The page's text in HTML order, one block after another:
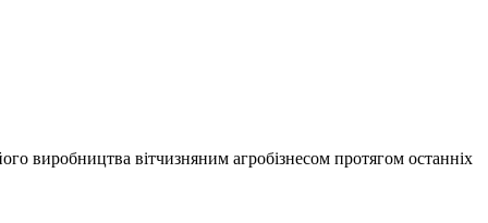
виробництва вітчизняним агробізнесом протягом останніх